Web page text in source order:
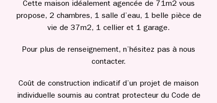
Cette maison idéalement agencée de 71m2 vous
propose, 2 chambres, 1 salle d’eau, 1 belle pièce de
vie de 37m2, 1 cellier et 1 garage.
Pour plus de renseignement, n’hésitez pas à nous
contacter.
Coût de construction indicatif d’un projet de maison
individuelle soumis au contrat protecteur du Code de